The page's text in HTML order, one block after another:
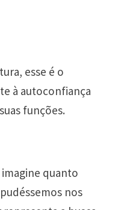
esse é o
à autoconfiança
funções.
quanto
nos